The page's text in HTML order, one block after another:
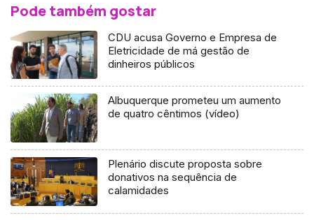
Pode também gostar
CDU acusa Governo e Empresa de
Eletricidade de má gestão de
dinheiros públicos
Albuquerque prometeu um aumento
de quatro cêntimos (vídeo)
Plenário discute proposta sobre
donativos na sequência de
calamidades